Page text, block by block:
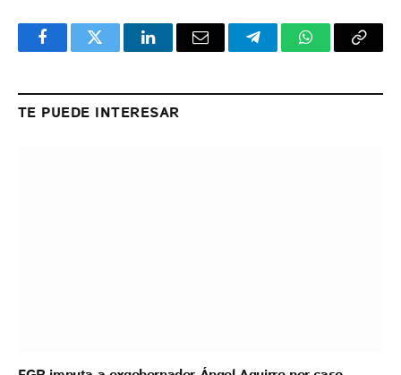
FacebookTwitter LinkedInEmail TelegramWhatsApp
Copy
TE PUEDE INTERESAR